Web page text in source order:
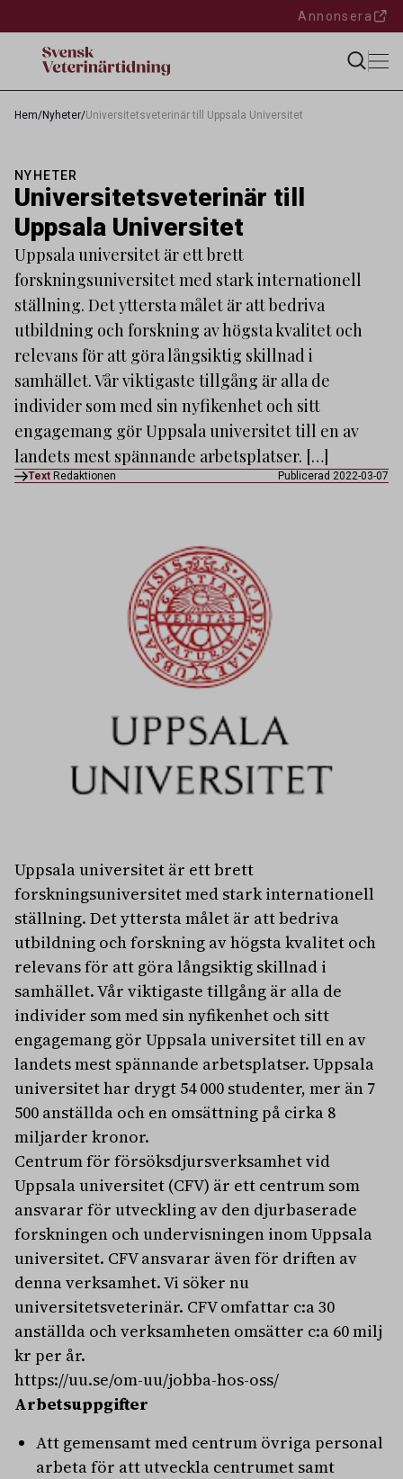
Annonsera
Hem/Nyheter/Universitetsveterinär till Uppsala Universitet
NYHETER
Universitetsveterinär till
Uppsala Universitet
Uppsala universitet är ett brett
forskningsuniversitet med stark internationell
ställning. Det yttersta målet är att bedriva
utbildning och forskning av högsta kvalitet och
relevans för att göra långsiktig skillnad i
samhället. Vår viktigaste tillgång är alla de
individer som med sin nyfikenhet och sitt
engagemang gör Uppsala universitet till en av
landets mest spännande arbetsplatser. […]
Text Redaktionen Publicerad 2022-03-07
Uppsala universitet är ett brett
forskningsuniversitet med stark internationell
ställning. Det yttersta målet är att bedriva
utbildning och forskning av högsta kvalitet och
relevans för att göra långsiktig skillnad i
samhället. Vår viktigaste tillgång är alla de
individer som med sin nyfikenhet och sitt
engagemang gör Uppsala universitet till en av
landets mest spännande arbetsplatser. Uppsala
universitet har drygt 54 000 studenter, mer än 7
500 anställda och en omsättning på cirka 8
miljarder kronor.
Centrum för försöksdjursverksamhet vid
Uppsala universitet (CFV) är ett centrum som
ansvarar för utveckling av den djurbaserade
forskningen och undervisningen inom Uppsala
universitet. CFV ansvarar även för driften av
denna verksamhet. Vi söker nu
universitetsveterinär. CFV omfattar c:a 30
anställda och verksamheten omsätter c:a 60 milj
kr per år.
https://uu.se/om-uu/jobba-hos-oss/
Arbetsuppgifter
Att gemensamt med centrum övriga personal
arbeta för att utveckla centrumet samt